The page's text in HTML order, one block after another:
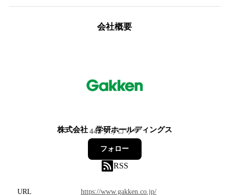
会社概要
株式会社 学研ホールディングス
445フォロワー
フォロー
RSS
URL
https://www.gakken.co.jp/